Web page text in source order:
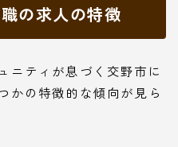
の求人の特徴
ニティが息づく交野市に
かの特徴的な傾向が見ら